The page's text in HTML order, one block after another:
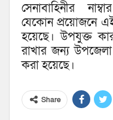
সেনাবাহিনীর
যেকোন প্রয়োজনে
হয়েছে। উপযুক্ত
রাখার জন্য
করা হয়েছে।
Share